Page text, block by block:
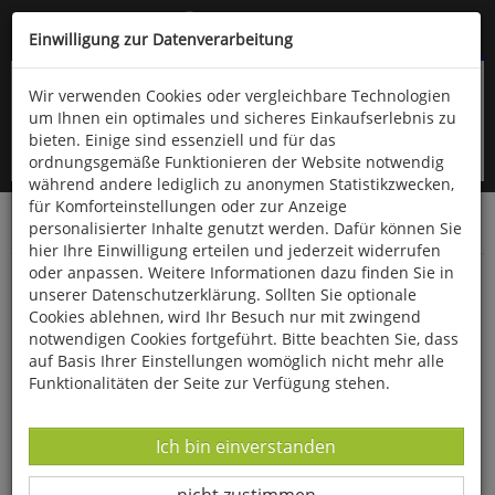
Kompletten Head der Seite überspringen
oder (06766) 9323-960
Startseite Bücher Literatur Belletristik
Ein Haus für Mutter
Einwilligung zur Datenverarbeitung
Wir verwenden Cookies oder vergleichbare Technologien
um Ihnen ein optimales und sicheres Einkaufserlebnis zu
bieten. Einige sind essenziell und für das
ordnungsgemäße Funktionieren der Website notwendig
während andere lediglich zu anonymen Statistikzwecken,
für Komforteinstellungen oder zur Anzeige
personalisierter Inhalte genutzt werden. Dafür können Sie
hier Ihre Einwilligung erteilen und jederzeit widerrufen
oder anpassen. Weitere Informationen dazu finden Sie in
unserer Datenschutzerklärung. Sollten Sie optionale
Cookies ablehnen, wird Ihr Besuch nur mit zwingend
notwendigen Cookies fortgeführt. Bitte beachten Sie, dass
auf Basis Ihrer Einstellungen womöglich nicht mehr alle
Funktionalitäten der Seite zur Verfügung stehen.
Datenverarbeitung -
Ich bin einverstanden